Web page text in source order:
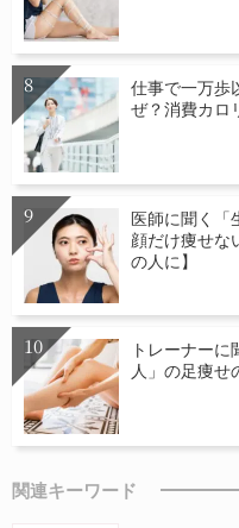
仕事で一万歩
ぜ？消費カロ
医師に聞く「
顔だけ痩せな
の人に】
トレーナー
人」の足痩せ
関連キーワード